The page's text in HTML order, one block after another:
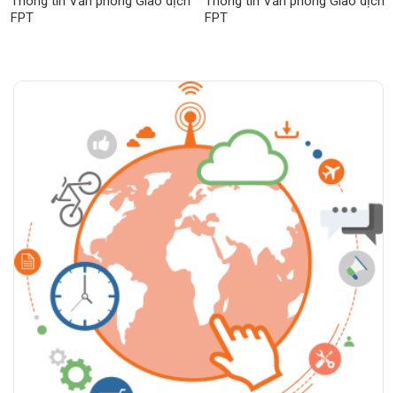
FPT
FPT